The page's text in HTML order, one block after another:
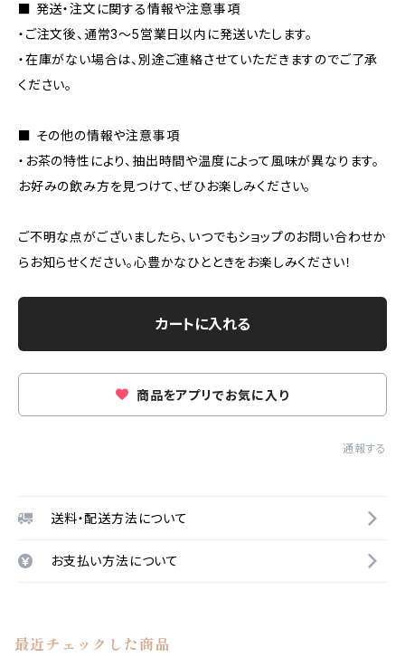
■ 発送・注文に関する情報や注意事項
・ご注文後、通常3〜5営業日以内に発送いたします。
・在庫がない場合は、別途ご連絡させていただきますのでご了承
ください。
■ その他の情報や注意事項
・お茶の特性により、抽出時間や温度によって風味が異なります。
お好みの飲み方を見つけて、ぜひお楽しみください。
ご不明な点がございましたら、いつでもショップのお問い合わせか
らお知らせください。心豊かなひとときをお楽しみください！
カートに入れる
商品をアプリでお気に入り
通報する
送料・配送方法について
お支払い方法について
最近チェックした商品